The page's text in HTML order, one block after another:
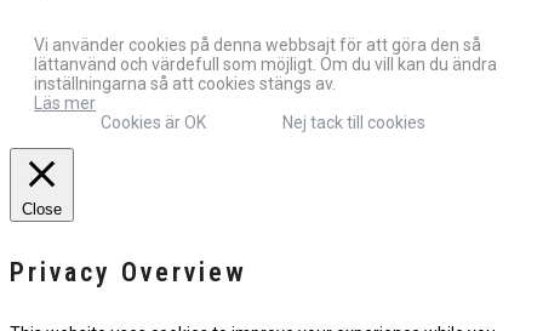
Vi använder cookies på denna webbsajt för att göra den så
lättanvänd och värdefull som möjligt. Om du vill kan du ändra
inställningarna så att cookies stängs av.
Läs mer
Cookies är OK
Nej tack till cookies
Close
Privacy Overview